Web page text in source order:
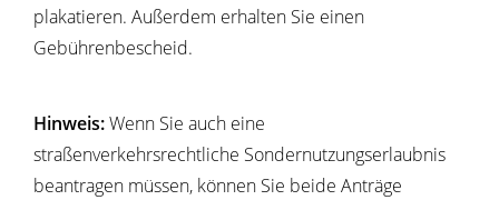
plakatieren. Außerdem erhalten Sie einen
Gebührenbescheid.
Hinweis:Wenn Sie auch eine
straßenverkehrsrechtliche Sondernutzungserlaubnis
beantragen müssen, können Sie beide Anträge